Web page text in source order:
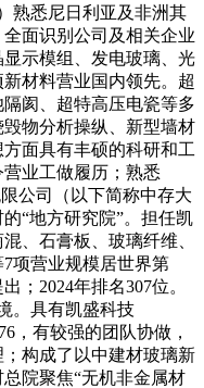
熟悉尼日利亚及非洲其
面识别公司及相关企业
示模组、发电玻璃、光
材料营业国内领先。超
阂、超特高压电瓷等多
物分析操纵、新型墙材
面具有丰硕的科研和工
业工做履历；熟悉
公司（以下简称中存大
“地方研究院”。担任凯
、石膏板、玻璃纤维、
项营业规模居世界第
；2024年排名307位。
。具有凯盛科技
，有较强的团队协做，
构成了以中建材玻璃新
院聚焦“无机非金属材